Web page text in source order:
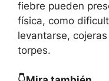
fiebre pueden
física, como
levantarse,
torpes.